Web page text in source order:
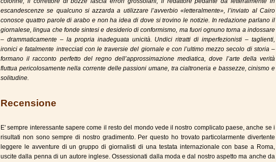
escandescenze se qualcuno si azzarda a utilizzare l’avverbio «letteralmente», l’inviato al Cairo
conosce quattro parole di arabo e non ha idea di dove si trovino le notizie. In redazione parlano il
giornalese, lingua che fonde sintesi e desiderio di conformismo, ma fuori ognuno torna a indossare
– drammaticamente – la propria inadeguata unicità. Undici ritratti di imperfezionisti – taglienti,
ironici e fatalmente intrecciati con le traversie del giornale e con l’ultimo mezzo secolo di storia –
formano il racconto perfetto del regno dell’approssimazione mediatica, dove l’arte della verità
fluttua pericolosamente nella corrente delle passioni umane, tra cialtroneria e bassezze, cinismo e
solitudine.
Recensione
E' sempre interessante sapere come il resto del mondo vede il nostro complicato paese, anche se i
risultati non sono sempre di nostro gradimento. Per questo ho trovato particolarmente divertente
leggere le avventure di un gruppo di giornalisti di una testata internazionale con base a Roma,
uscite dalla penna di un autore inglese. Ossessionati dalla moda e dal nostro aspetto ma anche da